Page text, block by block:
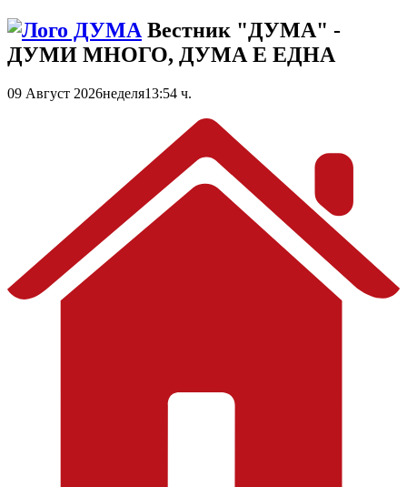
Вестник "ДУМА" -
ДУМИ МНОГО, ДУМА Е ЕДНА
09 Август 2026неделя13:54 ч.